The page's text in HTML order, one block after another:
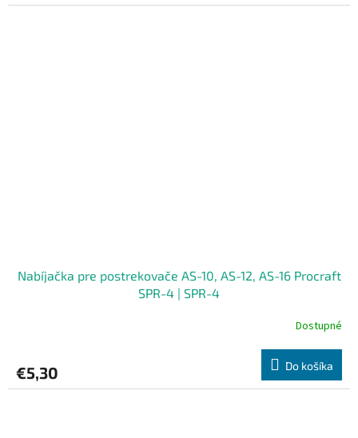
Nabíjačka pre postrekovače AS-10, AS-12, AS-16 Procraft
SPR-4 | SPR-4
Dostupné
€5,30 Do košíka